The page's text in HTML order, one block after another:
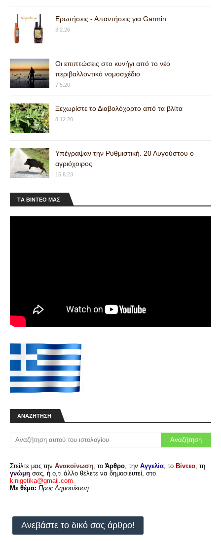
Ερωτήσεις - Απαντήσεις για Garmin
3.2.26
Οι επιπτώσεις στο κυνήγι από το νέο
περιβαλλοντικό νομοσχέδιο
7.5.20
Ξεχωρίστε το Διαβολόχορτο από τα βλίτα
8.12.20
Υπέγραψαν την Ρυθμιστική. 20 Αυγούστου ο
αγριόχοιρος
15.8.23
ΤA ΒΙΝΤΕΟ MAΣ
ΑΝΑΖΉΤΗΣΗ
Στείλτε μας την Ανακοίνωση , το Άρθρο , την Αγγελία , το Βίντεο , τη
γνώμη σας, ή ο,τι άλλο θέλετε να δημοσιευτεί, στο
kinigetika@gmail.com
Με θέμα: Προς Δημοσίευση
Ανεβάστε το δικό σας άρθρο!